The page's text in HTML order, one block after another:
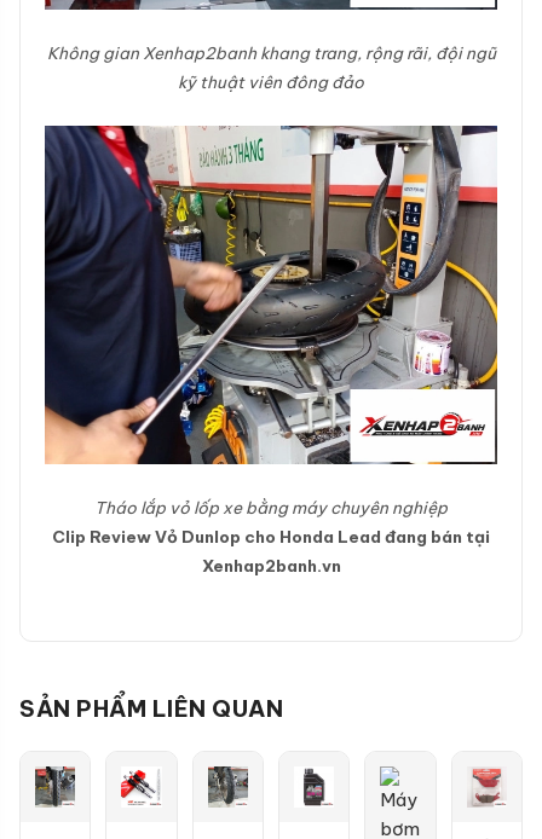
Không gian Xenhap2banh khang trang, rộng rãi, đội ngũ
kỹ thuật viên đông đảo
Tháo lắp vỏ lốp xe bằng máy chuyên nghiệp
Clip Review Vỏ Dunlop cho Honda Lead đang bán tại
Xenhap2banh.vn
SẢN PHẨM LIÊN QUAN